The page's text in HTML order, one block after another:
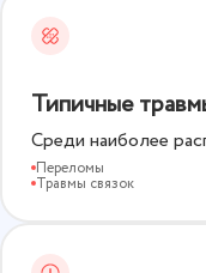
Типичные
Среди наиболее
Переломы
Травмы связок